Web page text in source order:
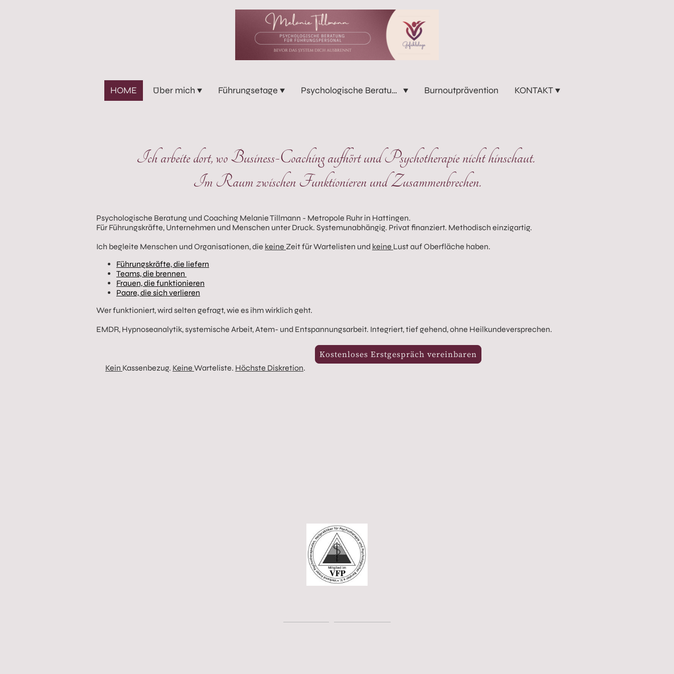
HOME Über mich Führungsetage Psychologische Beratung Burnoutprävention KONTAKT
Kostenloses Erstgespräch vereinbaren
Ich arbeite dort, wo Business-Coaching aufhört und Psychotherapie nicht hinschaut.
Im Raum zwischen Funktionieren und Zusammenbrechen.
Psychologische Beratung und Coaching Melanie Tillmann - Metropole Ruhr in Hattingen.
Für Führungskräfte, Unternehmen und Menschen unter Druck. Systemunabhängig. Privat finanziert. Methodisch einzigartig.
Ich begleite Menschen und Organisationen, die keine Zeit für Wartelisten und keine Lust auf Oberfläche haben.
Führungskräfte, die liefern
Teams, die brennen
Frauen, die funktionieren
Paare, die sich verlieren
Wer funktioniert, wird selten gefragt, wie es ihm wirklich geht.
EMDR, Hypnoseanalytik, systemische Arbeit, Atem- und Entspannungsarbeit. Integriert, tief gehend, ohne Heilkundeversprechen.
Kein Kassenbezug. Keine Warteliste. Höchste Diskretion.